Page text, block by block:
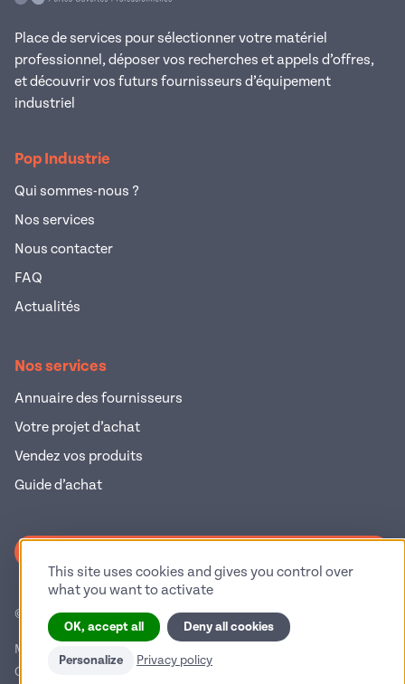
Place de services pour sélectionner votre matériel
professionnel, déposer vos recherches et appels d’offres,
et découvrir vos futurs fournisseurs d’équipement
industriel
Pop Industrie
Qui sommes-nous ?
Nos services
Nous contacter
FAQ
Actualités
Nos services
Annuaire des fournisseurs
Votre projet d’achat
Vendez vos produits
Guide d’achat
© 2026 Pop Industrie – Tous droits réservés
Mentions légales
Conditions générales d'utilisation
This site uses cookies and gives you control over
what you want to activate
OK, accept all Deny all cookies
Personalize Privacy policy